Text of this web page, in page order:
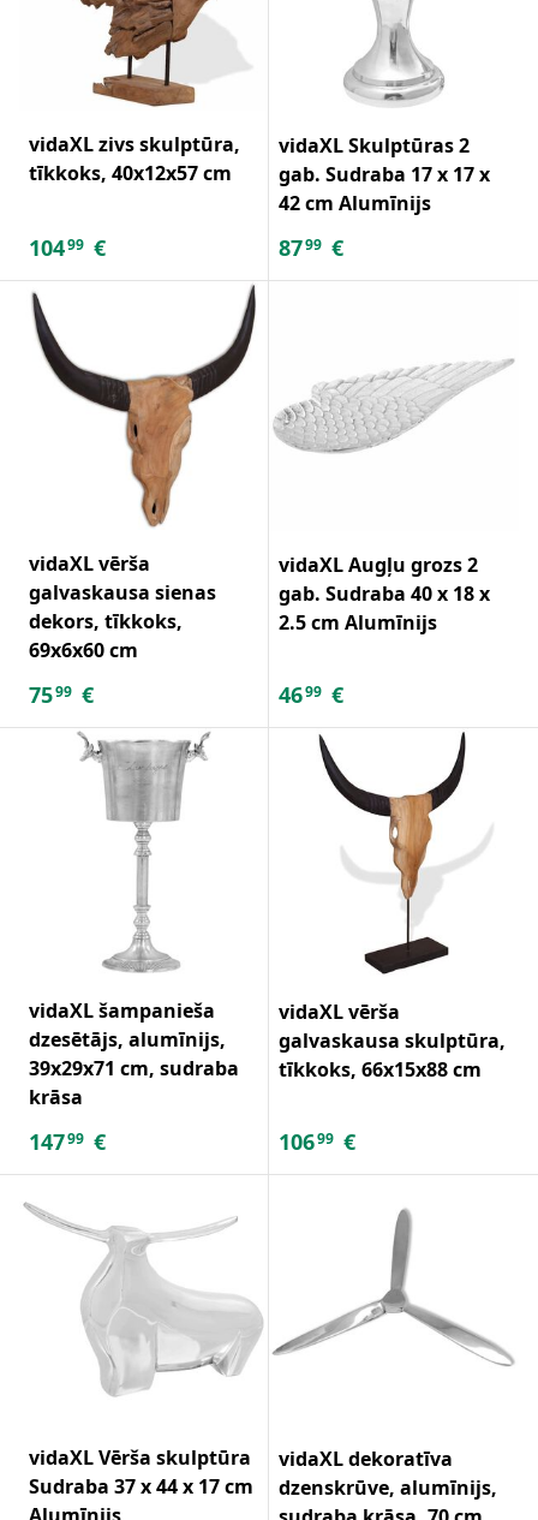
vidaXL zivs skulptūra,
tīkkoks, 40x12x57 cm
10499 €
vidaXL Skulptūras 2
gab. Sudraba 17 x 17 x
42 cm Alumīnijs
8799 €
vidaXL vērša
galvaskausa sienas
dekors, tīkkoks,
69x6x60 cm
7599 €
vidaXL Augļu grozs 2
gab. Sudraba 40 x 18 x
2.5 cm Alumīnijs
4699 €
vidaXL šampanieša
dzesētājs, alumīnijs,
39x29x71 cm, sudraba
krāsa
14799 €
vidaXL vērša
galvaskausa skulptūra,
tīkkoks, 66x15x88 cm
10699 €
vidaXL Vērša skulptūra
Sudraba 37 x 44 x 17 cm
vidaXL dekoratīva
dzenskrūve, alumīnijs,